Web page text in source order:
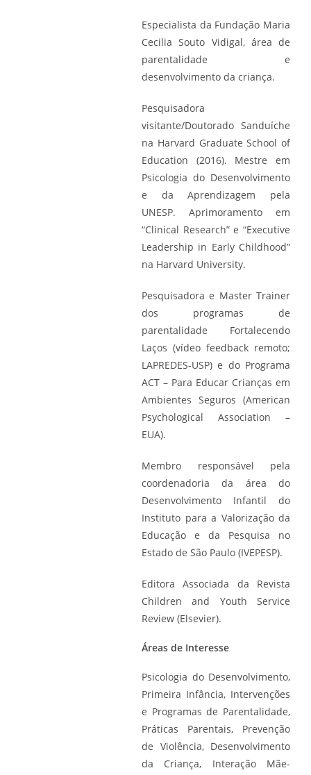
Especialista da Fundação Maria
Cecilia Souto Vidigal, área de
parentalidade e
desenvolvimento da criança.
Pesquisadora
visitante/Doutorado Sanduíche
na Harvard Graduate School of
Education (2016). Mestre em
Psicologia do Desenvolvimento
e da Aprendizagem pela
UNESP. Aprimoramento em
“Clinical Research” e “Executive
Leadership in Early Childhood”
na Harvard University.
Pesquisadora e Master Trainer
dos programas de
parentalidade Fortalecendo
Laços (vídeo feedback remoto;
LAPREDES-USP) e do Programa
ACT – Para Educar Crianças em
Ambientes Seguros (American
Psychological Association –
EUA).
Membro responsável pela
coordenadoria da área do
Desenvolvimento Infantil do
Instituto para a Valorização da
Educação e da Pesquisa no
Estado de São Paulo (IVEPESP).
Editora Associada da Revista
Children and Youth Service
Review (Elsevier).
Áreas de Interesse
Psicologia do Desenvolvimento,
Primeira Infância, Intervenções
e Programas de Parentalidade,
Práticas Parentais, Prevenção
de Violência, Desenvolvimento
da Criança, Interação Mãe-